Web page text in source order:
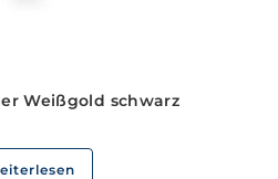
Weißgold schwarz